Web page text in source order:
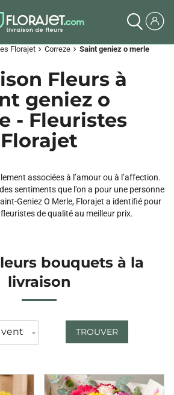
Florajet chevron_right Correze chevron_right Saint geniez o merle
Fleurs à
geniez o
- Fleuristes
Florajet
associées à l’amour ou à l’affection.
sentiments que l’on a pour une personne
Geniez O Merle, Florajet a identifié pour
de qualité au meilleur prix.
bouquets à la
livraison
TROUVER